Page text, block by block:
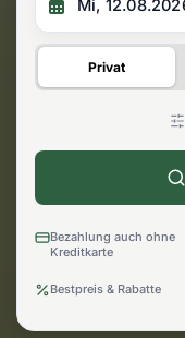
Privat
Bezahlung auch ohne
Kreditkarte
Bestpreis & Rabatte